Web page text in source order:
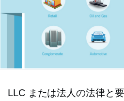
LLC または法人の法律と